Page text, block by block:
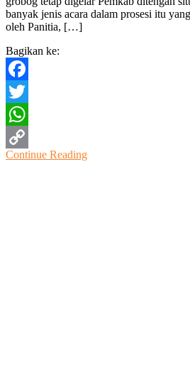
banyak jenis acara dalam prosesi itu
oleh Panitia, […]
Bagikan ke:
Facebook
Twitter
WhatsApp
Copy
Continue Reading